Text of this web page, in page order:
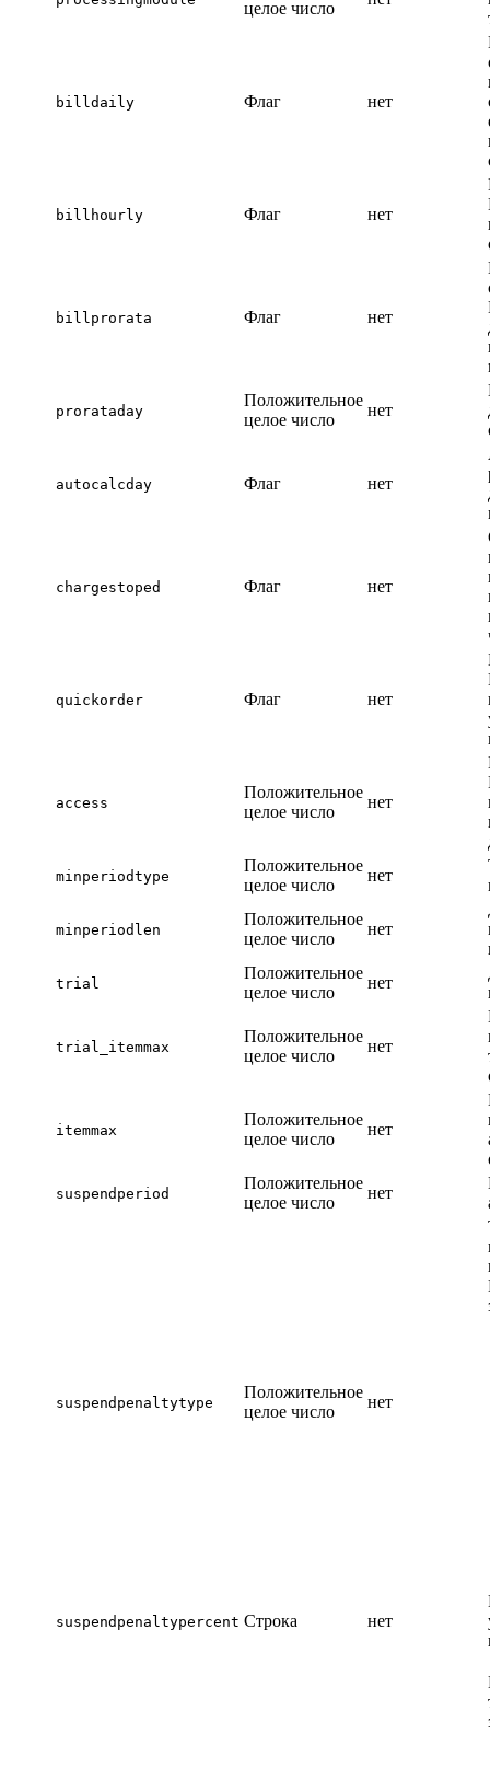
целое число
billdaily Флаг нет
billhourly Флаг нет
billprorata Флаг нет
prorataday
Положительное
целое число
нет
autocalcday Флаг нет
chargestoped Флаг нет
quickorder Флаг нет
access
Положительное
целое число
нет
minperiodtype
Положительное
целое число
нет
minperiodlen
Положительное
целое число
нет
trial
Положительное
целое число
нет
trial_itemmax
Положительное
целое число
нет
itemmax
Положительное
целое число
нет
suspendperiod
Положительное
целое число
нет
suspendpenaltytype
Положительное
целое число
нет
suspendpenaltypercent Строка нет